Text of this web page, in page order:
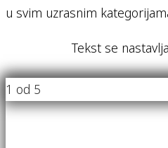
u svim uzrasnim
Tekst se
1 od 5